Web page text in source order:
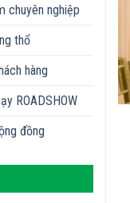
chuyên nghiệp
thổ
hàng
ROADSHOW
đồng